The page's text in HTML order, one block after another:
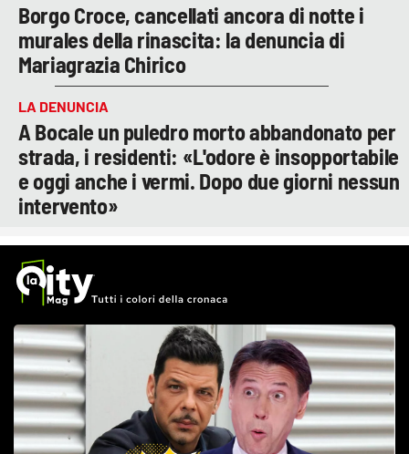
Borgo Croce, cancellati ancora di notte i
murales della rinascita: la denuncia di
Mariagrazia Chirico
LA DENUNCIA
A Bocale un puledro morto abbandonato per
strada, i residenti: «L'odore è insopportabile
e oggi anche i vermi. Dopo due giorni nessun
intervento»